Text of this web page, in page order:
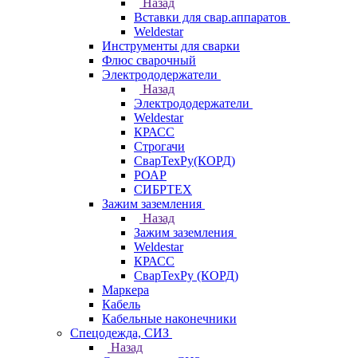
Назад
Вставки для свар.аппаратов
Weldestar
Инструменты для сварки
Флюс сварочный
Электрододержатели
Назад
Электрододержатели
Weldestar
КРАСС
Строгачи
СварТехРу(КОРД)
РОАР
СИБРТЕХ
Зажим заземления
Назад
Зажим заземления
Weldestar
КРАСС
СварТехРу (КОРД)
Маркера
Кабель
Кабельные наконечники
Спецодежда, СИЗ
Назад